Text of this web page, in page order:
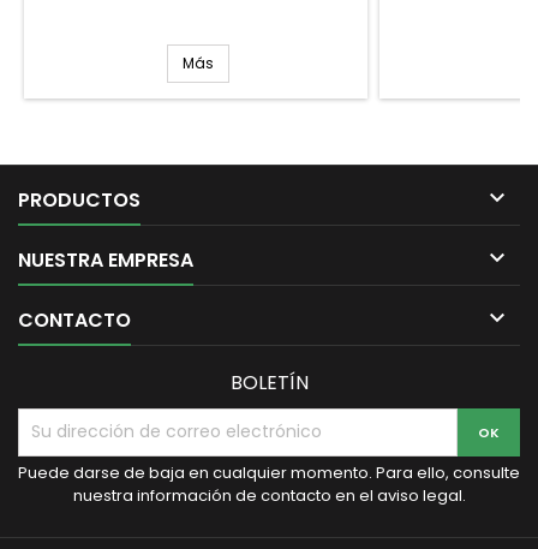
Más
PRODUCTOS 
NUESTRA EMPRESA 
CONTACTO 
BOLETÍN
Puede darse de baja en cualquier momento. Para ello, consulte
nuestra información de contacto en el aviso legal.